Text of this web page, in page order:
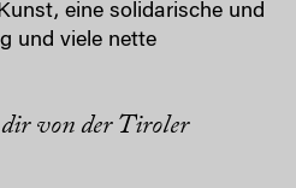
eine solidarische und
und viele nette
von der Tiroler